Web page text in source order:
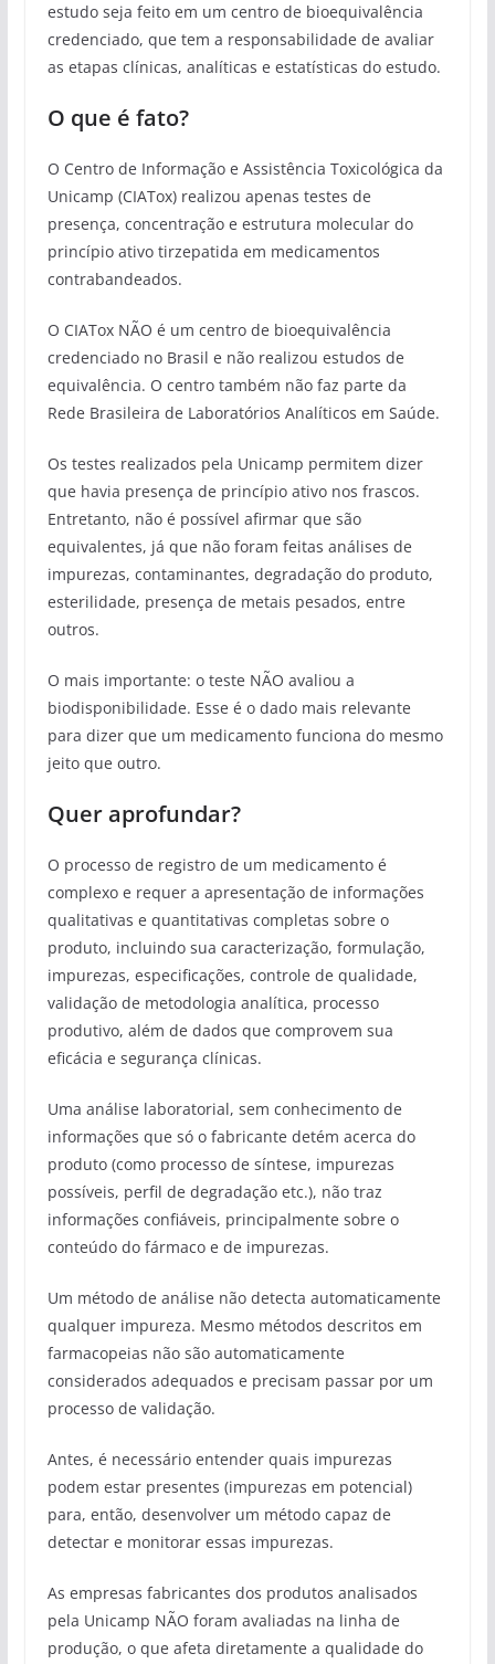
estudo seja feito em um centro de bioequivalência
credenciado, que tem a responsabilidade de avaliar
as etapas clínicas, analíticas e estatísticas do estudo.
O que é fato?
O Centro de Informação e Assistência Toxicológica da
Unicamp (CIATox) realizou apenas testes de
presença, concentração e estrutura molecular do
princípio ativo tirzepatida em medicamentos
contrabandeados.
O CIATox NÃO é um centro de bioequivalência
credenciado no Brasil e não realizou estudos de
equivalência. O centro também não faz parte da
Rede Brasileira de Laboratórios Analíticos em Saúde.
Os testes realizados pela Unicamp permitem dizer
que havia presença de princípio ativo nos frascos.
Entretanto, não é possível afirmar que são
equivalentes, já que não foram feitas análises de
impurezas, contaminantes, degradação do produto,
esterilidade, presença de metais pesados, entre
outros.
O mais importante: o teste NÃO avaliou a
biodisponibilidade. Esse é o dado mais relevante
para dizer que um medicamento funciona do mesmo
jeito que outro.
Quer aprofundar?
O processo de registro de um medicamento é
complexo e requer a apresentação de informações
qualitativas e quantitativas completas sobre o
produto, incluindo sua caracterização, formulação,
impurezas, especificações, controle de qualidade,
validação de metodologia analítica, processo
produtivo, além de dados que comprovem sua
eficácia e segurança clínicas.
Uma análise laboratorial, sem conhecimento de
informações que só o fabricante detém acerca do
produto (como processo de síntese, impurezas
possíveis, perfil de degradação etc.), não traz
informações confiáveis, principalmente sobre o
conteúdo do fármaco e de impurezas.
Um método de análise não detecta automaticamente
qualquer impureza. Mesmo métodos descritos em
farmacopeias não são automaticamente
considerados adequados e precisam passar por um
processo de validação.
Antes, é necessário entender quais impurezas
podem estar presentes (impurezas em potencial)
para, então, desenvolver um método capaz de
detectar e monitorar essas impurezas.
As empresas fabricantes dos produtos analisados
pela Unicamp NÃO foram avaliadas na linha de
produção, o que afeta diretamente a qualidade do